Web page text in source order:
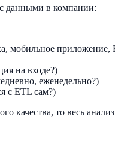
данными в компании:
мобильное приложение,
на входе?)
еженедельно?)
с ETL сам?)
качества, то весь